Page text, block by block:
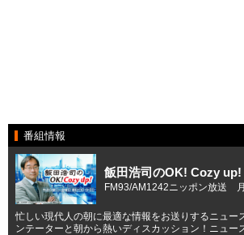
番組情報
飯田浩司のOK! Cozy up!
FM93/AM1242ニッポン放送
忙しい現代人の朝に最適な情報をお送りするニュー
ンテーターと朝から熱いディスカッション！ニュー